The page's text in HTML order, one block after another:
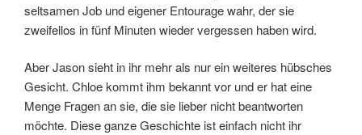
seltsamen Job und eigener Entourage wahr, der sie
zweifellos in fünf Minuten wieder vergessen haben wird.
Aber Jason sieht in ihr mehr als nur ein weiteres hübsches
Gesicht. Chloe kommt ihm bekannt vor und er hat eine
Menge Fragen an sie, die sie lieber nicht beantworten
möchte. Diese ganze Geschichte ist einfach nicht ihr